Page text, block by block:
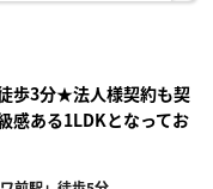
歩3分★法人様契約も契
感ある1LDKとなってお